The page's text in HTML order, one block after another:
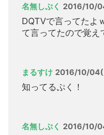
名無しぷく 2016/10/
DQTVで言ってた
て言ってたので覚え
まるすけ 2016/10/04(
知ってるぷく！
名無しぷく 2016/10/